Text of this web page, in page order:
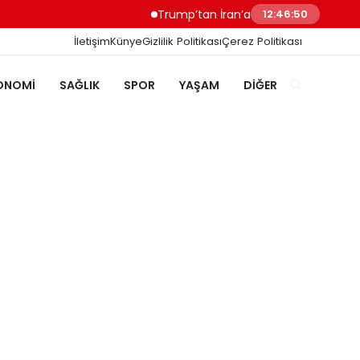
Trump’tan İran’a Müzakere Uyarısı Son
12:46:51
İletişimKünyeGizlilik PolitikasıÇerez Politikası
SAĞLIK SPOR YAŞAM DIĞER